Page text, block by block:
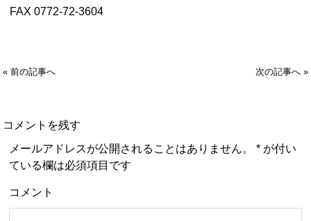
FAX 0772-72-3604
« 前の記事へ 次の記事へ »
コメントを残す
メールアドレスが公開されることはありません。
* が付い
ている欄は必須項目です
コメント